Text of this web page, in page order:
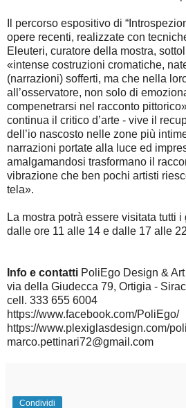
Il percorso espositivo di
opere recenti, realizzate con
Eleuteri, curatore della mostra,
«intense costruzioni cromatiche,
(narrazioni) sofferti, ma che nella
all’osservatore, non solo di
compenetrarsi nel racconto
continua il critico d’arte - vive il
dell’io nascosto nelle zone più
narrazioni portate alla luce ed
amalgamandosi trasformano il
vibrazione che ben pochi artisti
tela».
La mostra potrà essere visitata tutti
dalle ore 11 alle 14 e dalle 17 alle
Info e contatti PoliEgo Design &
via della Giudecca 79, Ortigia -
cell. 333 655 6004
https://www.facebook.com/PoliEgo/
https://www.plexiglasdesign.com/
marco.pettinari72@gmail.com
Condividi